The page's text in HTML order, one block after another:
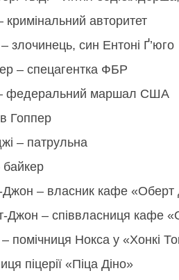
кримінальний авторитет
злочинець, син Ентоні Ґ’юго
– спецагентка ФБР
федеральний маршал США
Гоппер
– патрульна
байкер
Джон – власник кафе «Оберт
Джон – співвласниця кафе
помічниця Нокса у «Хонкі
піцерії «Піца Діно»